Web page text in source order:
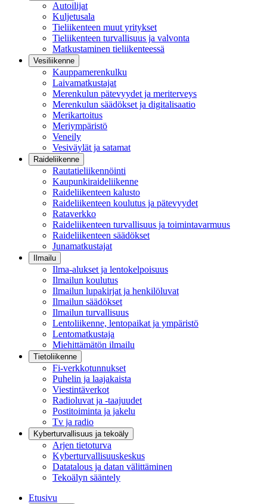
Autoilijat
Kuljetusala
Tieliikenteen muut yritykset
Tieliikenteen turvallisuus ja valvonta
Matkustaminen tieliikenteessä
Vesiliikenne
Kauppamerenkulku
Laivamatkustajat
Merenkulun pätevyydet ja meriterveys
Merenkulun säädökset ja digitalisaatio
Merikartoitus
Meriympäristö
Veneily
Vesiväylät ja satamat
Raideliikenne
Rautatieliikennöinti
Kaupunkiraideliikenne
Raideliikenteen kalusto
Raideliikenteen koulutus ja pätevyydet
Rataverkko
Raideliikenteen turvallisuus ja toimintavarmuus
Raideliikenteen säädökset
Junamatkustajat
Ilmailu
Ilma-alukset ja lentokelpoisuus
Ilmailun koulutus
Ilmailun lupakirjat ja henkilöluvat
Ilmailun säädökset
Ilmailun turvallisuus
Lentoliikenne, lentopaikat ja ympäristö
Lentomatkustaja
Miehittämätön ilmailu
Tietoliikenne
Fi-verkkotunnukset
Puhelin ja laajakaista
Viestintäverkot
Radioluvat ja -taajuudet
Postitoiminta ja jakelu
Tv ja radio
Kyberturvallisuus ja tekoäly
Arjen tietoturva
Kyberturvallisuuskeskus
Datatalous ja datan välittäminen
Tekoälyn sääntely
Etusivu